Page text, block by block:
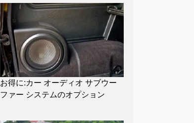
お得に:カー オーディオ サブウー
ファー システムのオプション